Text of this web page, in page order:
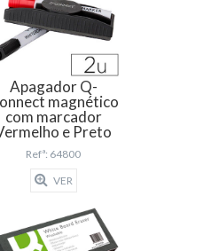
Apagador Q-
magnético
com marcador
e Preto
Refª: 64800
VER